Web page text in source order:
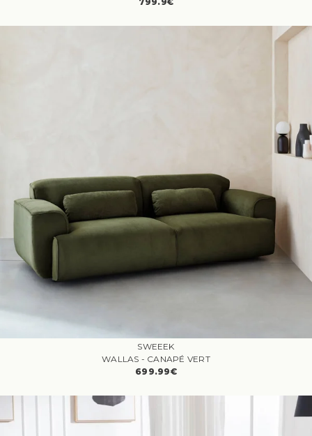
SWEEEK
WALLAS - CANAPÉ VERT
699.99€